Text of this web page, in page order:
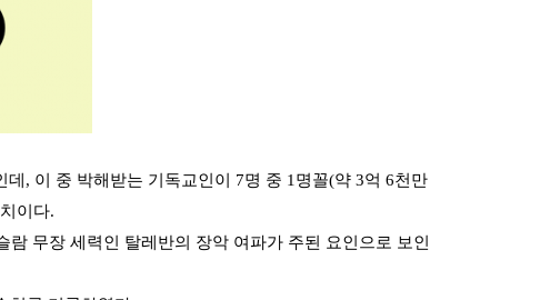
, 이 중 박해받는 기독교인이 7명 중 1명꼴(약 3억 6천만
이다.
람 무장 세력인 탈레반의 장악 여파가 주된 요인으로 보인